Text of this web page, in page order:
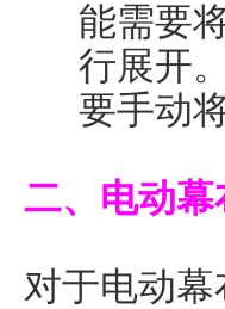
能需要
行展开
要手动
二、电动幕
对于电动